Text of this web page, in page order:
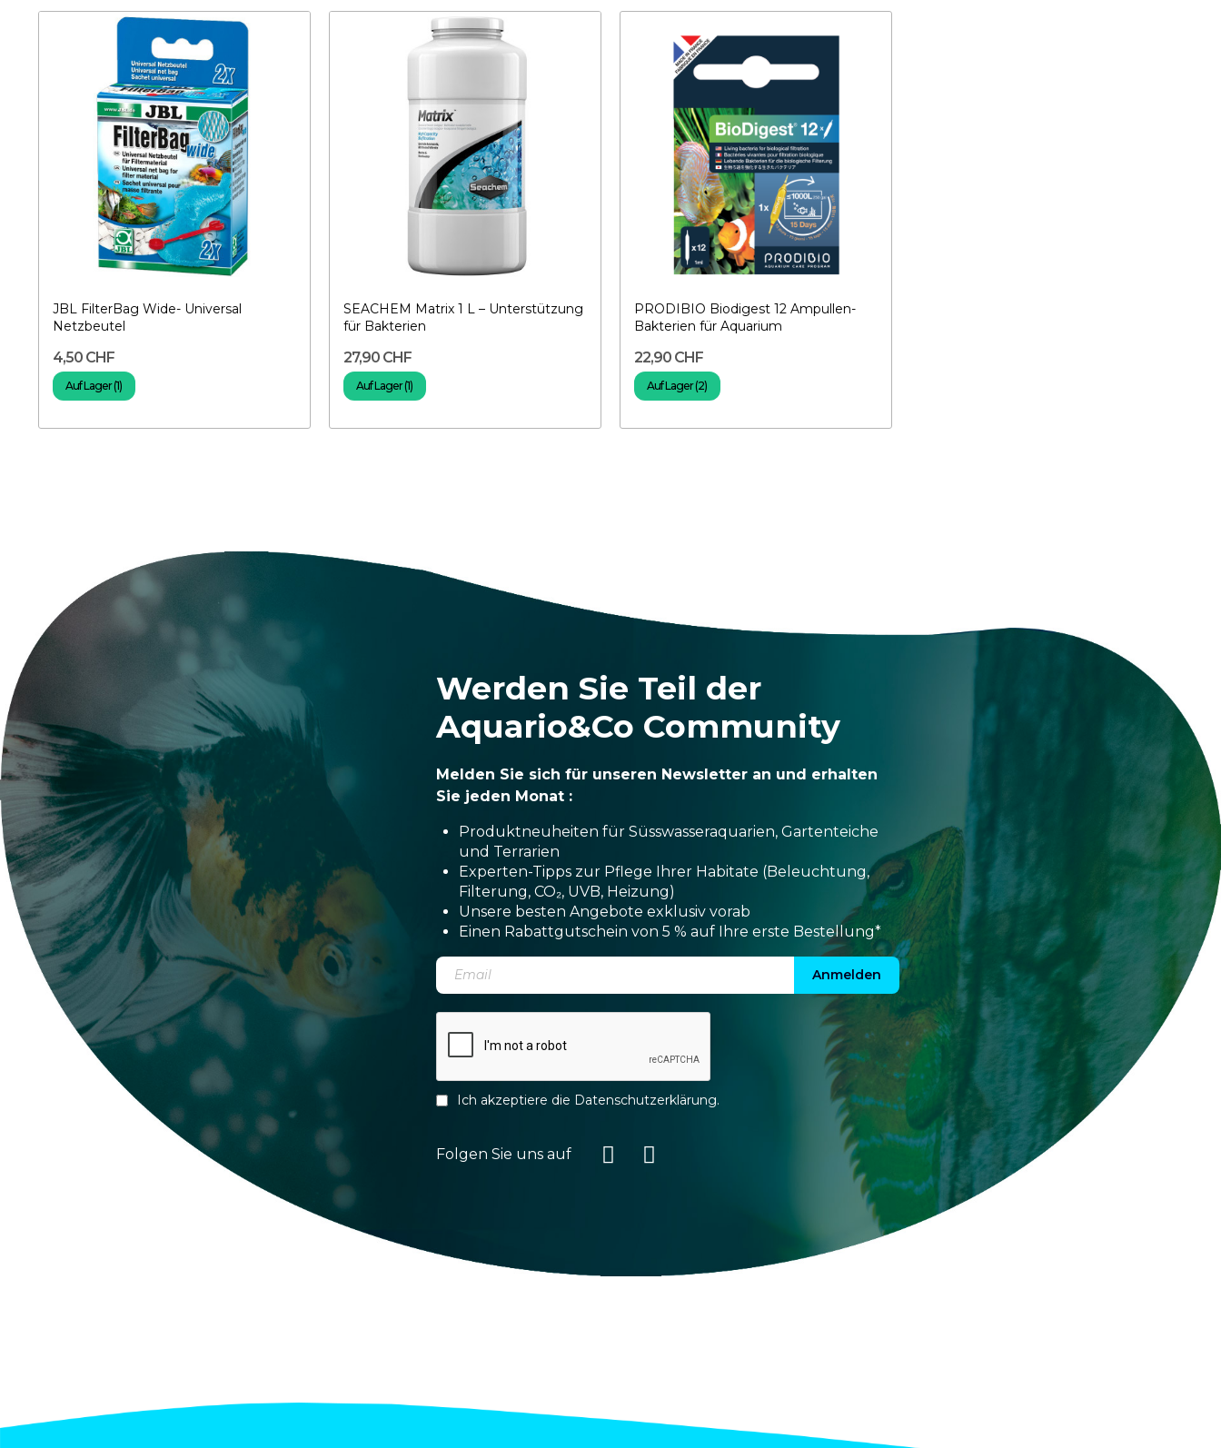
JBL FilterBag Wide- Universal
Netzbeutel
4,50 CHF
Auf Lager (1)
SEACHEM Matrix 1 L – Unterstützung
für Bakterien
27,90 CHF
Auf Lager (1)
PRODIBIO Biodigest 12 Ampullen-
Bakterien für Aquarium
22,90 CHF
Auf Lager (2)
Werden Sie Teil der
Aquario&Co Community
Melden Sie sich für unseren Newsletter an und erhalten
Sie jeden Monat :
Produktneuheiten für Süsswasseraquarien, Gartenteiche
und Terrarien
Experten-Tipps zur Pflege Ihrer Habitate (Beleuchtung,
Filterung, CO₂, UVB, Heizung)
Unsere besten Angebote exklusiv vorab
Einen Rabattgutschein von 5 % auf Ihre erste Bestellung*
Anmelden
Ich akzeptiere die Datenschutzerklärung.
Folgen Sie uns auf